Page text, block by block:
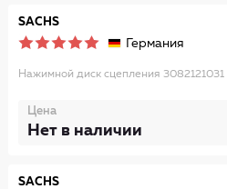
SACHS
Германия
Нажимной диск сцепления 3082121031
Цена
Нет в наличии
SACHS